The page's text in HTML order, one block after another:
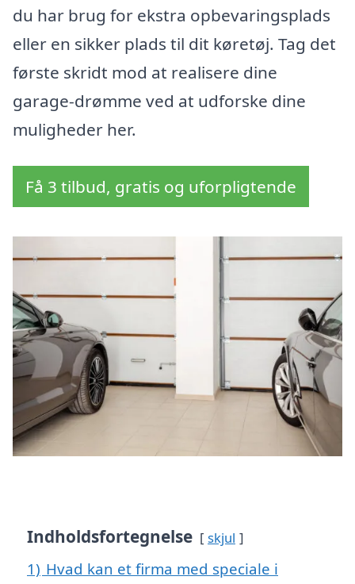
du har brug for ekstra opbevaringsplads
eller en sikker plads til dit køretøj. Tag det
første skridt mod at realisere dine
garage-drømme ved at udforske dine
muligheder her.
Få 3 tilbud, gratis og uforpligtende
Indholdsfortegnelse skjul
1) Hvad kan et firma med speciale i